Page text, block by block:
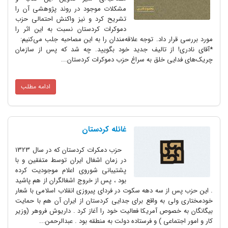
مشکلات موجود در روند پژوهشی آن را
تشریح کرد و نیز واکنش احتمالی حزب
دموکرات کردستان نسبت به این اثر را
داد. توجه علاقه‌مندان را به این مصاحبه جلب می‌کنیم:
از تالیف جدید خود بگویید. چه شد که پس از سازمان
خلق به سراغ حزب دموکرات کردستان...
غائله کردستان
حزب دمکرات کردستان که در سال 1323
در زمان اشغال ایران توسط متفقین و با
پشتیبانی شوروی اعلام موجودیت کرده
بود ، پس از خروج اشغالگران از هم پاشید
سه دهه سکوت در فردای پیروزی انقلاب اسلامی با شعار
به واقع برای جدایی کردستان از ایران آن هم با حمایت
آمریکا فعالیت خود را آغاز کرد . داریوش فروهر (وزیر
) و فرستاده دولت به منطقه بود . عبدالرحمن...